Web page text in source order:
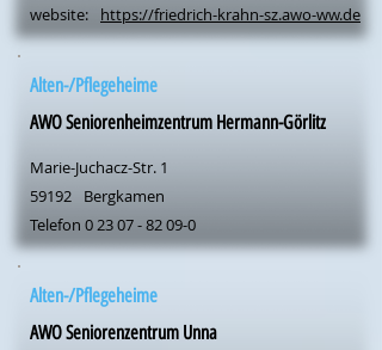
website:
https://friedrich-krahn-sz.awo-ww.de
Alten-/Pflegeheime
AWO Seniorenheimzentrum Hermann-Görlitz
Marie-Juchacz-Str. 1
59192
Bergkamen
Telefon 0 23 07 - 82 09-0
Alten-/Pflegeheime
AWO Seniorenzentrum Unna